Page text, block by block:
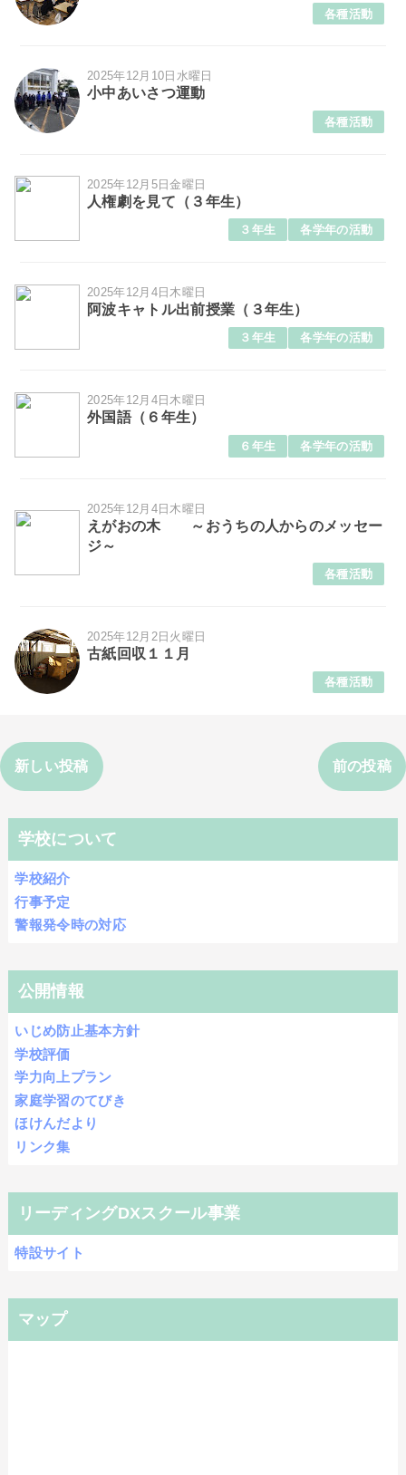
各種活動
2025年12月10日水曜日
小中あいさつ運動
各種活動
2025年12月5日金曜日
人権劇を見て（３年生）
３年生 各学年の活動
2025年12月4日木曜日
阿波キャトル出前授業（３年生）
３年生 各学年の活動
2025年12月4日木曜日
外国語（６年生）
６年生 各学年の活動
2025年12月4日木曜日
えがおの木 ～おうちの人からのメッセー
ジ～
各種活動
2025年12月2日火曜日
古紙回収１１月
各種活動
新しい投稿 前の投稿
学校について
学校紹介
行事予定
警報発令時の対応
公開情報
いじめ防止基本方針
学校評価
学力向上プラン
家庭学習のてびき
ほけんだより
リンク集
リーディングDXスクール事業
特設サイト
マップ